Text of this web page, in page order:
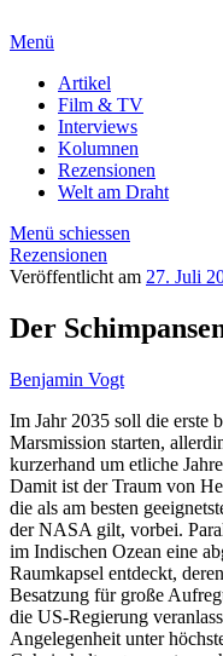
Menü
Artikel
Film & TV
Interviews
Kolumnen
Rezensionen
Welt am Draht
Menü schiessen
Rezensionen
Veröffentlicht am 27. Juli
Der
Benjamin Vogt
Im Jahr 2035 soll die erste
Marsmission starten,
kurzerhand um etliche
Damit ist der Traum von
die als am besten
der NASA gilt, vorbei.
im Indischen Ozean eine
Raumkapsel entdeckt,
Besatzung für große
die US-Regierung
Angelegenheit unter